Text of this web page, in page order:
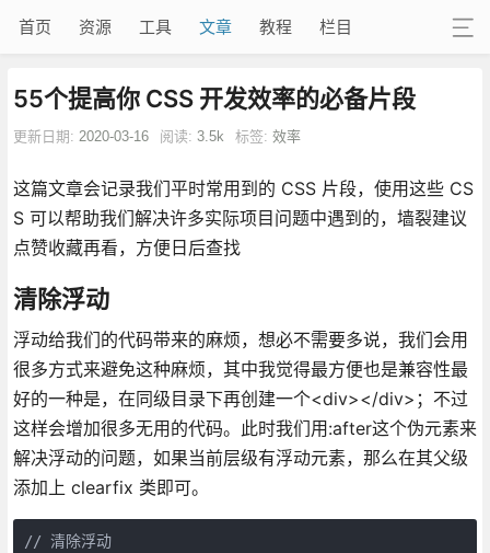
首页 资源 工具 文章 教程 栏目
55个提高你 CSS 开发效率的必备片段
更新日期: 2020-03-16 阅读: 3.5k 标签: 效率
这篇文章会记录我们平时常用到的 CSS 片段，使用这些 CS
S 可以帮助我们解决许多实际项目问题中遇到的，墙裂建议
点赞收藏再看，方便日后查找
清除浮动
浮动给我们的代码带来的麻烦，想必不需要多说，我们会用
很多方式来避免这种麻烦，其中我觉得最方便也是兼容性最
好的一种是，在同级目录下再创建一个<div></div>；不过
这样会增加很多无用的代码。此时我们用:after这个伪元素来
解决浮动的问题，如果当前层级有浮动元素，那么在其父级
添加上 clearfix 类即可。
// 清除浮动